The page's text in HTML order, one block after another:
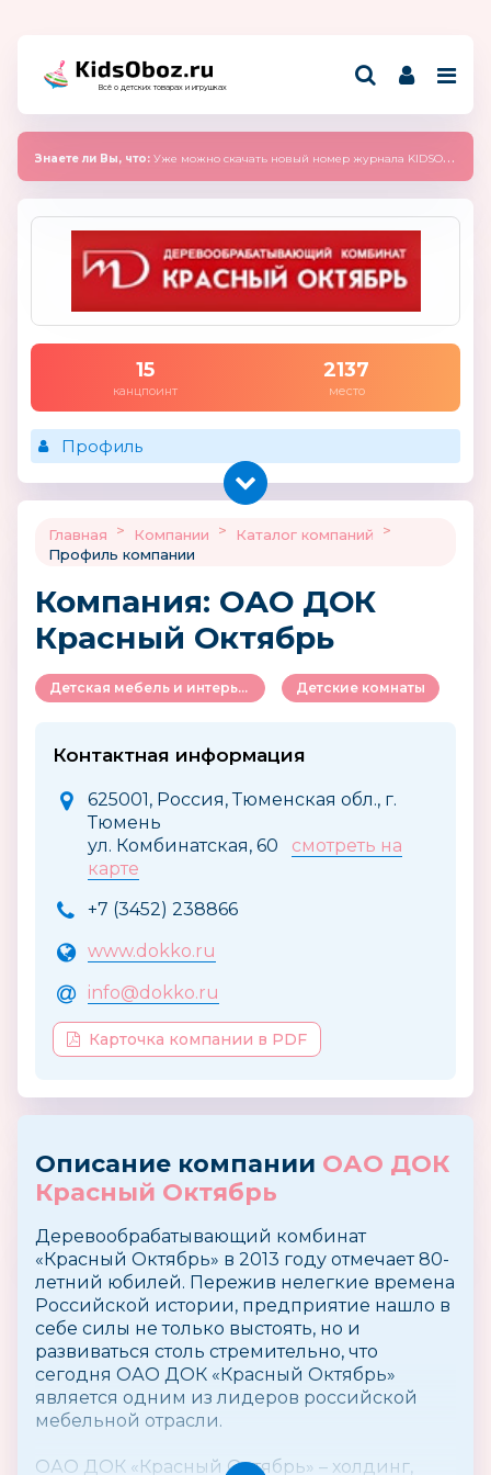
Всё о детских товарах и игрушках
Знаете ли Вы, что: Уже можно скачать новый номер журнала KIDSOBOZ 2025 (сентябрь)
15
канцпоинт
2137
место
Профиль
Главная > Компании > Каталог компаний
>
Профиль компании
Компания: ОАО ДОК
Красный Октябрь
Детская мебель и интерьер Детские комнаты
Контактная информация
625001, Россия, Тюменская обл., г.
Тюмень
ул. Комбинатская, 60 смотреть на
карте
+7 (3452) 238866
www.dokko.ru
info@dokko.ru
Карточка компании в PDF
Описание компании ОАО ДОК
Красный Октябрь
Деревообрабатывающий комбинат
«Красный Октябрь» в 2013 году отмечает 80-
летний юбилей. Пережив нелегкие времена
Российской истории, предприятие нашло в
себе силы не только выстоять, но и
развиваться столь стремительно, что
сегодня ОАО ДОК «Красный Октябрь»
является одним из лидеров российской
мебельной отрасли.
ОАО ДОК «Красный Октябрь» – холдинг,